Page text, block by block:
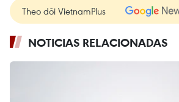
Theo dõi VietnamPlus
NOTICIAS RELACIONADAS